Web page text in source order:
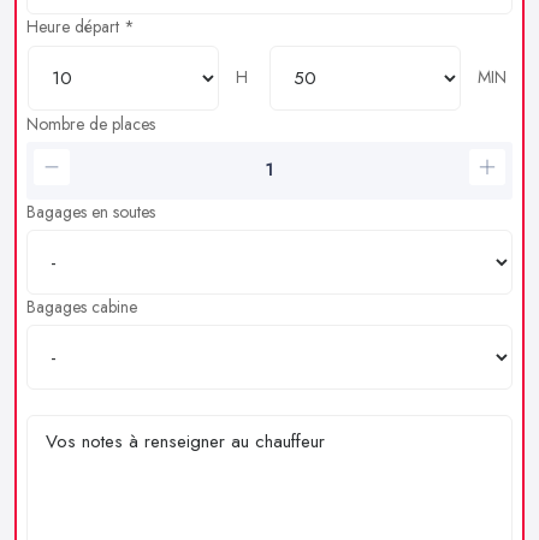
Heure départ *
H
MIN
Nombre de places
Bagages en soutes
Bagages cabine